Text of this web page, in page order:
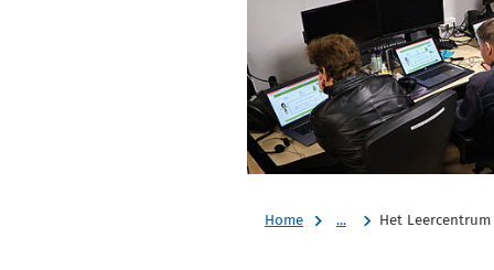
Home ... Het Leercentrum